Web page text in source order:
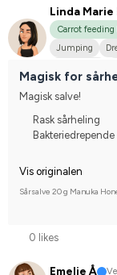
Linda Marie
Carrot feeding
Jumping
Magisk for
Magisk salve!
Rask sårheling
Bakteriedrepende
Vis originalen
Sårsalve 20 g Manuka
0 likes
Emelie Å